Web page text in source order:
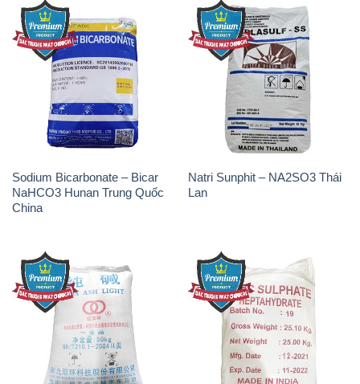
Sodium Bicarbonate – Bicar
NaHCO3 Hunan Trung Quốc
China
Natri Sunphit – NA2SO3 Thái
Lan